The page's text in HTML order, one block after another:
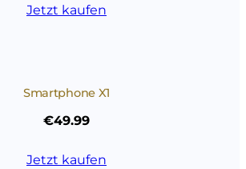
Jetzt kaufen
Smartphone X1
€49.99
Jetzt kaufen